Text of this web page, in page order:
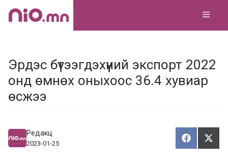
Skip
Эрдэс бүтээгдэхүүний экспорт 2022
онд өмнөх оныхоос 36.4 хувиар
өсжээ
Редакц
2023-01-25
Х
у
Т